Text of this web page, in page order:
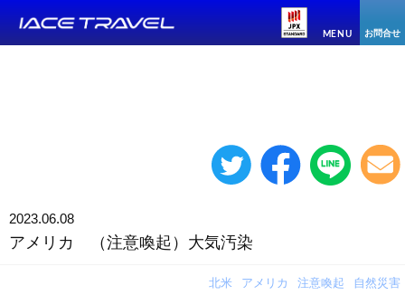
MENU お問合せ
2023.06.08
アメリカ （注意喚起）大気汚染
北米 アメリカ 注意喚起 自然災害